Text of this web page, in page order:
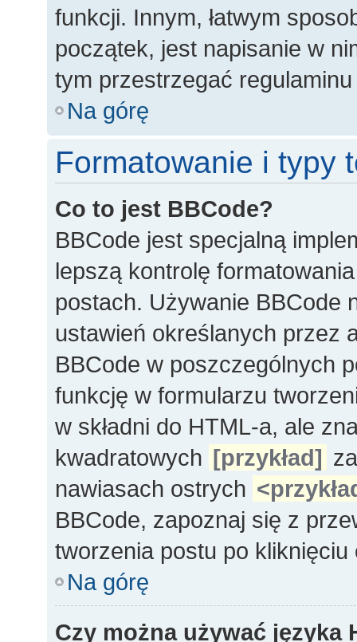
funkcji. Innym, łatwym
początek, jest napisanie w
tym przestrzegać
Na górę
Formatowanie i typy
Co to jest BBCode?
BBCode jest specjalną
lepszą kontrolę
postach. Używanie BBCode
ustawień określanych przez
BBCode w poszczególnych
funkcję w formularzu
w składni do HTML-a, ale
kwadratowych [przykład]
nawiasach ostrych
BBCode, zapoznaj się z
tworzenia postu po
Na górę
Czy można używać języka